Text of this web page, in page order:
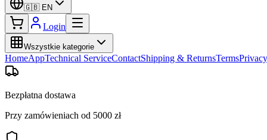
🇬🇧 EN
Login
Wszystkie kategorie
HomeAppTechnical ServiceContactShipping & ReturnsTermsPrivacy
Bezpłatna dostawa
Przy zamówieniach od 5000 zł